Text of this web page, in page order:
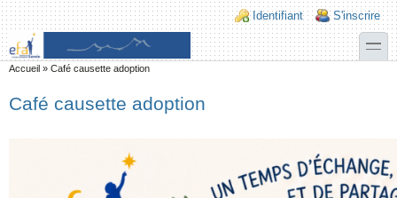
Aller au contenu principal
Skip to search
Login links
Identifiant S'inscrire
toggle
Vous êtes ici
Accueil » Café causette adoption
Café causette adoption